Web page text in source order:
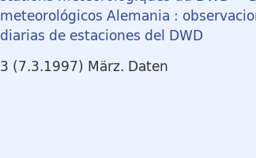
meteorológicos Alemania :
diarias de estaciones del DWD
3 (7.3.1997) März. Daten